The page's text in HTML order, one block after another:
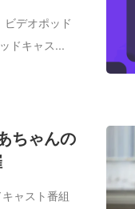
デオポッド
ドキャス...
ちゃんの
ャスト番組